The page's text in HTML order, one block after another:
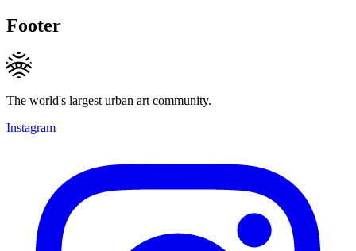
Footer
The world's largest urban art community.
Instagram